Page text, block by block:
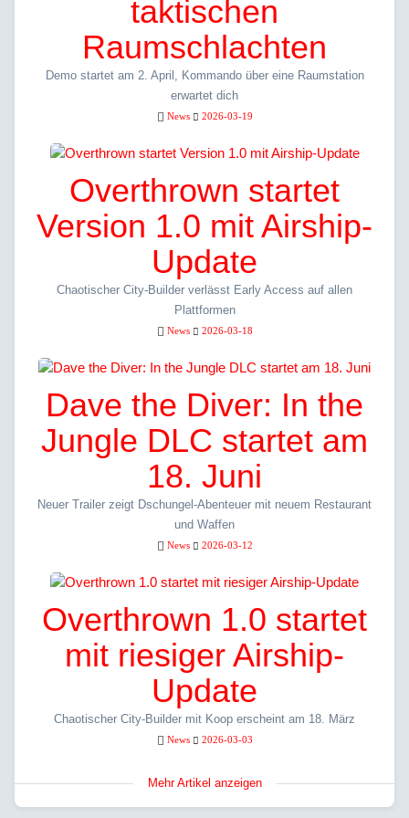
taktischen
Raumschlachten
Demo startet am 2. April, Kommando über eine Raumstation
erwartet dich
News 2026-03-19
Overthrown startet
Version 1.0 mit Airship-
Update
Chaotischer City-Builder verlässt Early Access auf allen
Plattformen
News 2026-03-18
Dave the Diver: In the
Jungle DLC startet am
18. Juni
Neuer Trailer zeigt Dschungel-Abenteuer mit neuem Restaurant
und Waffen
News 2026-03-12
Overthrown 1.0 startet
mit riesiger Airship-
Update
Chaotischer City-Builder mit Koop erscheint am 18. März
News 2026-03-03
Mehr Artikel anzeigen